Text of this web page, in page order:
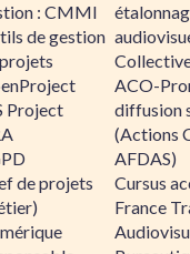
: CMMI
de gestion
Project
de projets
ACO-
diffusion
(Actions
AFDAS)
Cursus
France